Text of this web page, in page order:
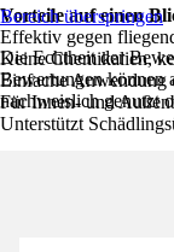
Vorteile auf einen
Effektiv gegen
Keine Chemikalien,
Einfache Anwendung
Für Innen- und
Unterstützt
Bereich überspringen
Die Echtheit der
Bewertungen können
nachweislich genutzt